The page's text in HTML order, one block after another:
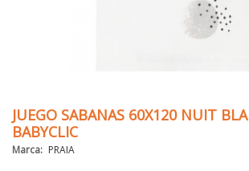
JUEGO SABANAS 60X120 NUIT
BABYCLIC
Marca: PRAIA